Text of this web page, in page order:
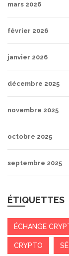
mars 2026
février 2026
janvier 2026
décembre 2025
novembre 2025
octobre 2025
septembre 2025
ÉTIQUETTES
ÉCHANGE
CRYPTO